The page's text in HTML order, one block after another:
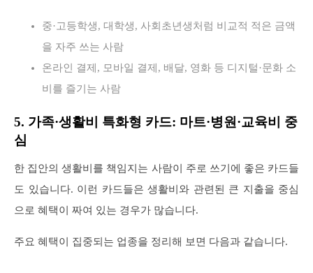
중·고등학생, 대학생, 사회초년생처럼 비교적 적은 금액
을 자주 쓰는 사람
온라인 결제, 모바일 결제, 배달, 영화 등 디지털·문화 소
비를 즐기는 사람
5. 가족·생활비 특화형 카드: 마트·병원·교육비 중
심
한 집안의 생활비를 책임지는 사람이 주로 쓰기에 좋은 카드들
도 있습니다. 이런 카드들은 생활비와 관련된 큰 지출을 중심
으로 혜택이 짜여 있는 경우가 많습니다.
주요 혜택이 집중되는 업종을 정리해 보면 다음과 같습니다.